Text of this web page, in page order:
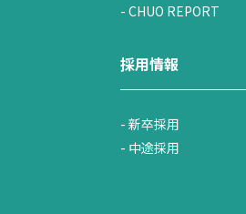
CHUO REPORT
採用情報
新卒採用
中途採用